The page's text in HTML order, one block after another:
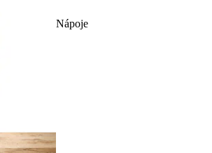
Nápoje